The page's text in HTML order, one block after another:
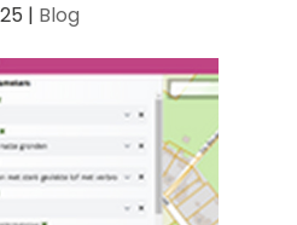
| Blog